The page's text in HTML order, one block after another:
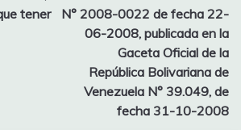
tener
N° 2008-0022 de fecha 22-
06-2008, publicada en la
Gaceta Oficial de la
República Bolivariana de
Venezuela N° 39.049, de
fecha 31-10-2008